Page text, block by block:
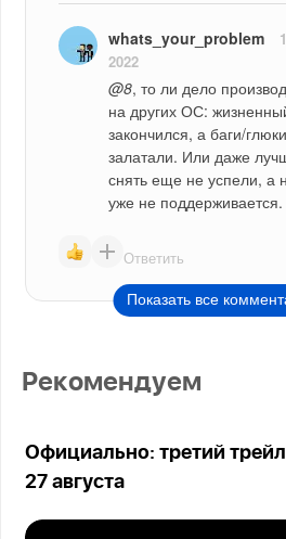
whats_your_problem
2022
@8, то ли дело
на других ОС:
закончился, а баги/
залатали. Или даже
снять еще не успели, а
уже не поддерживается.
Ответить
Показать все
Рекомендуем
Официально: третий
27 августа